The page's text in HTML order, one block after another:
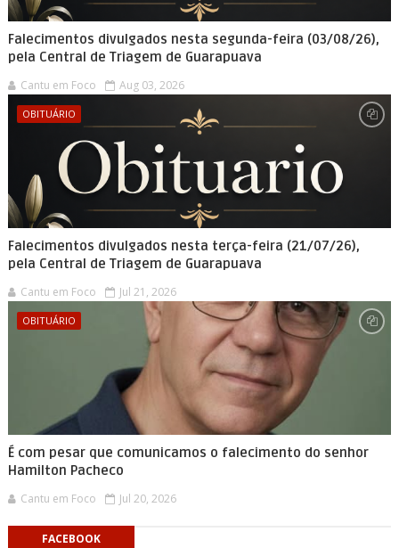
Falecimentos divulgados nesta segunda-feira (03/08/26),
pela Central de Triagem de Guarapuava
Cantu em Foco Aug 03, 2026
OBITUÁRIO
Falecimentos divulgados nesta terça-feira (21/07/26),
pela Central de Triagem de Guarapuava
Cantu em Foco Jul 21, 2026
OBITUÁRIO
É com pesar que comunicamos o falecimento do senhor
Hamilton Pacheco
Cantu em Foco Jul 20, 2026
FACEBOOK